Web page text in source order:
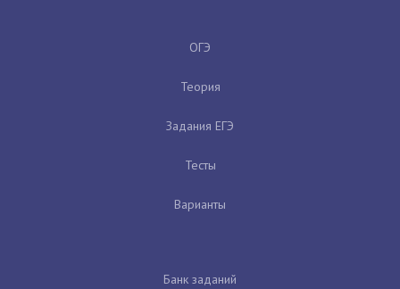
ОГЭ
Теория
Задания ЕГЭ
Тесты
Варианты
Банк заданий